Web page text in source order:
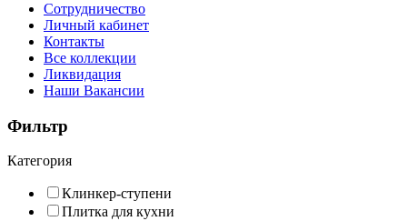
Сотрудничество
Личный кабинет
Контакты
Все коллекции
Ликвидация
Наши Вакансии
Фильтр
Категория
Клинкер-ступени
Плитка для кухни